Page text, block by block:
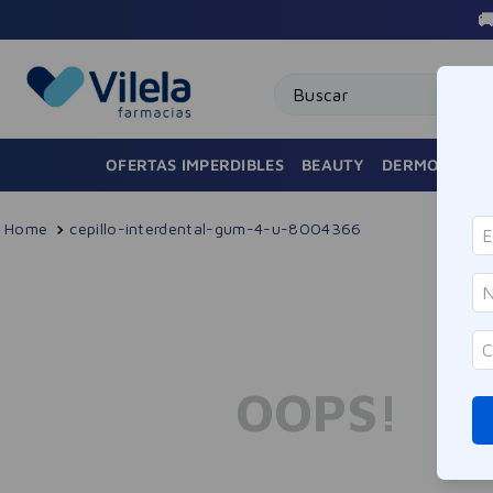
OFERTAS IMPERDIBLES BEAUTY
cepillo-interdental-gum-4-u-8004366
OOPS!